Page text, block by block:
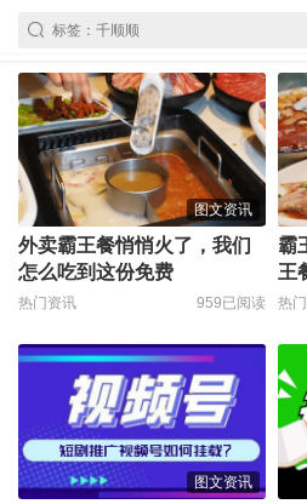
图文资讯
外卖霸王餐悄悄火了，我们
怎么吃到这份免费
热门资讯 959已阅读
霸
王
热
图文资讯